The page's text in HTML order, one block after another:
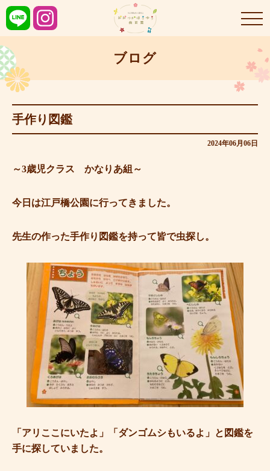
ブログ
手作り図鑑
2024年06月06日
～3歳児クラス かなりあ組～
今日は江戸橋公園に行ってきました。
先生の作った手作り図鑑を持って皆で虫探し。
「アリここにいたよ」「ダンゴムシもいるよ」と図鑑を
手に探していました。